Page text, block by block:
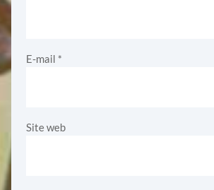
E-mail *
Site web